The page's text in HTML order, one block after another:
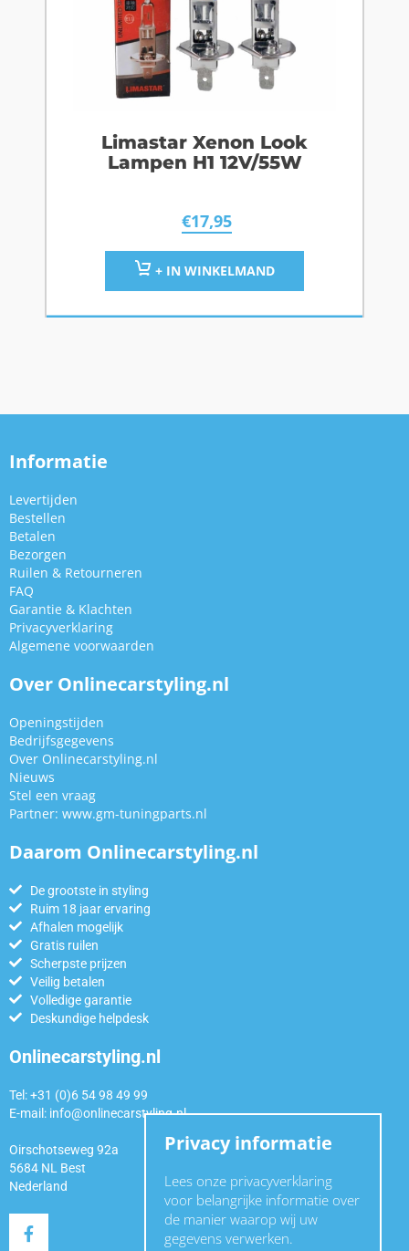
Limastar Xenon Look
Lampen H1 12V/55W
€17,95
+ IN WINKELMAND
Informatie
Levertijden
Bestellen
Betalen
Bezorgen
Ruilen & Retourneren
FAQ
Garantie & Klachten
Privacyverklaring
Algemene voorwaarden
Over Onlinecarstyling.nl
Openingstijden
Bedrijfsgegevens
Over Onlinecarstyling.nl
Nieuws
Stel een vraag
Partner: www.gm-tuningparts.nl
Daarom Onlinecarstyling.nl
De grootste in styling
Ruim 18 jaar ervaring
Afhalen mogelijk
Gratis ruilen
Scherpste prijzen
Veilig betalen
Volledige garantie
Deskundige helpdesk
Onlinecarstyling.nl
Tel: +31 (0)6 54 98 49 99
E-mail: info@onlinecarstyling.nl
Oirschotseweg 92a
5684 NL Best
Nederland
Privacy informatie
Lees onze privacyverklaring
voor belangrijke informatie over
de manier waarop wij uw
gegevens verwerken.